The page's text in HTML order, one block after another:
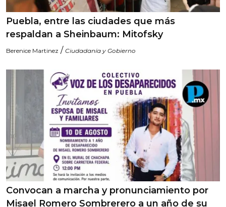
Puebla, entre las ciudades que más
respaldan a Sheinbaum: Mitofsky
Berenice Martinez / Ciudadanía y Gobierno
Convocan a marcha y pronunciamiento por
Misael Romero Sombrerero a un año de su